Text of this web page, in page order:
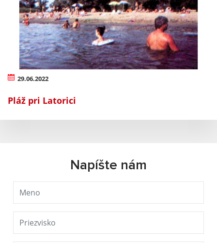
29.06.2022
Pláž pri Latorici
Napíšte nám